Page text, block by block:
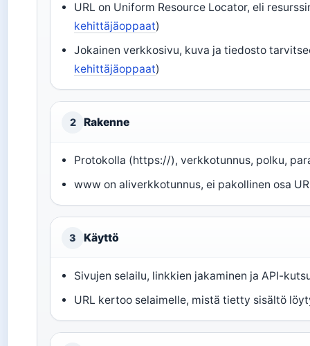
URL on Uniform Resource Locator, eli
kehittäjäoppaat)
Jokainen verkkosivu, kuva ja tiedosto
kehittäjäoppaat)
2 Rakenne
Protokolla (https://), verkkotunnus, polku,
www on aliverkkotunnus, ei pakollinen osa
3 Käyttö
Sivujen selailu, linkkien jakaminen ja API-
URL kertoo selaimelle, mistä tietty sisältö